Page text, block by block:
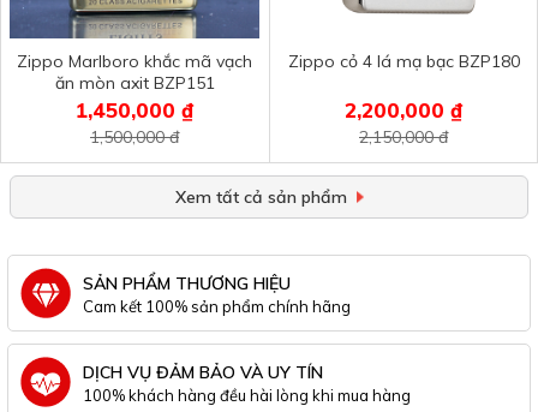
Zippo Marlboro khắc mã vạch
ăn mòn axit BZP151
1,450,000 ₫
1,500,000 đ
Zippo cỏ 4 lá mạ bạc BZP180
2,200,000 ₫
2,150,000 đ
Xem tất cả sản phẩm
SẢN PHẨM THƯƠNG HIỆU
Cam kết 100% sản phẩm chính hãng
DỊCH VỤ ĐẢM BẢO VÀ UY TÍN
100% khách hàng đều hài lòng khi mua hàng